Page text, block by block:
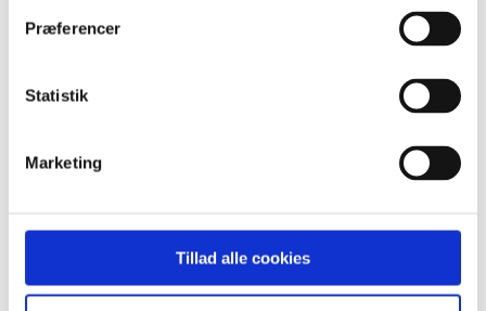
Præferencer
Statistik
Marketing
Tillad alle cookies
Relevance
Vis15 produkter pr. side
45 produkter pr. side
Mobiltelefoner i klinisk praksis
Projektcasen undersøger, hvordan private mobiltelefoner